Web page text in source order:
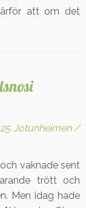
att om det
Jotunheimen /
vaknade sent
trött och
Men idag hade